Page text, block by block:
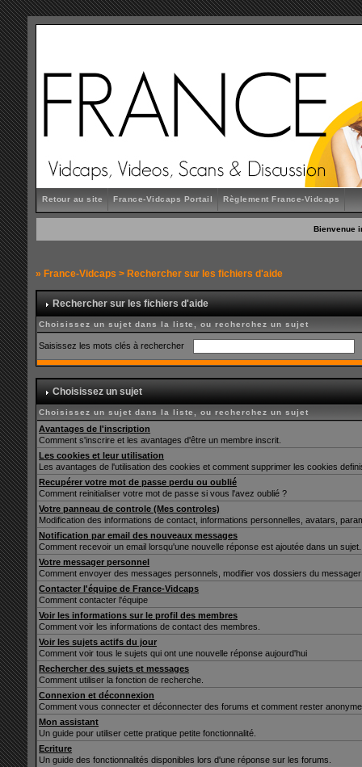
Retour au site France-Vidcaps Portail Règlement France-Vidcaps
Bienvenue
» France-Vidcaps > Rechercher sur les fichiers d'aide
Rechercher sur les fichiers d'aide
Choisissez un sujet dans la liste, ou recherchez un sujet
Saisissez les mots clés à rechercher
Choisissez un sujet
Choisissez un sujet dans la liste, ou recherchez un sujet
Avantages de l'inscription
Comment s'inscrire et les avantages d'être un membre inscrit.
Les cookies et leur utilisation
Les avantages de l'utilisation des cookies et comment supprimer les cookies
Recupérer votre mot de passe perdu ou oublié
Comment reinitialiser votre mot de passe si vous l'avez oublié ?
Votre panneau de controle (Mes controles)
Modification des informations de contact, informations personnelles, avatars,
Notification par email des nouveaux messages
Comment recevoir un email lorsqu'une nouvelle réponse est ajoutée dans un sujet.
Votre messager personnel
Comment envoyer des messages personnels, modifier vos dossiers du
Contacter l'équipe de France-Vidcaps
Comment contacter l'équipe
Voir les informations sur le profil des membres
Comment voir les informations de contact des membres.
Voir les sujets actifs du jour
Comment voir tous le sujets qui ont une nouvelle réponse aujourd'hui
Rechercher des sujets et messages
Comment utiliser la fonction de recherche.
Connexion et déconnexion
Comment vous connecter et déconnecter des forums et comment rester
Mon assistant
Un guide pour utiliser cette pratique petite fonctionnalité.
Ecriture
Un guide des fonctionnalités disponibles lors d'une réponse sur les forums.